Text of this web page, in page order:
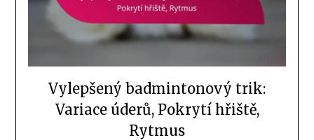
Vylepšený badmintonový trik:
Variace úderů, Pokrytí hřiště,
Rytmus